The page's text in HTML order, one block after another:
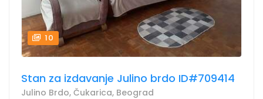
10
Stan za izdavanje Julino brdo ID#709414
Julino Brdo, Čukarica, Beograd